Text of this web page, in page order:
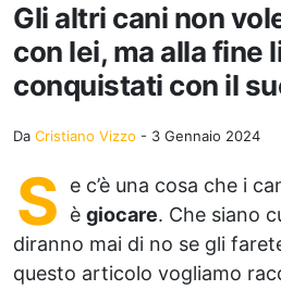
Gli altri cani non
con lei, ma alla fine
conquistati con il
Da Cristiano Vizzo - 3 Gennaio 2024
S
e c’è una cosa che i
è giocare. Che siano
diranno mai di no se gli
questo articolo vogliamo